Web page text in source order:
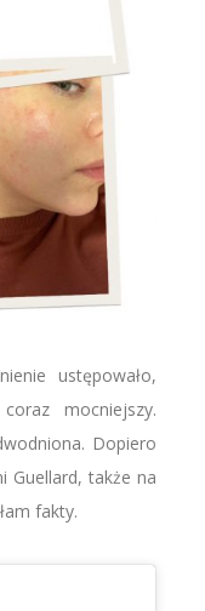
ustępowało,
mocniejszy.
Dopiero
Guellard, także na
fakty.